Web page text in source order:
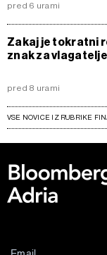
pred 6 urami
Zakaj je tokratni
znak za
pred 8 urami
VSE NOVICE IZ RUBRIKE